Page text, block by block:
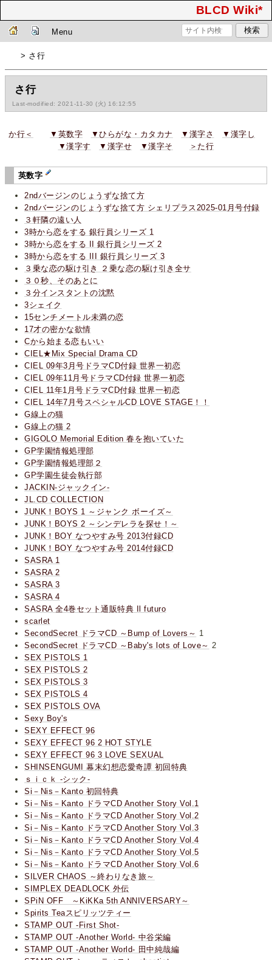
BLCD Wiki*
Menu
> さ行
さ行
Last-modified: 2021-11-30 (火) 16:12:55
か行＜ ▼英数字 ▼ひらがな・カタカナ ▼漢字さ
▼漢字し
▼漢字す
▼漢字せ ▼漢字そ ＞た行
英数字
2ndバージンのじょうずな捨て方
2ndバージンのじょうずな捨て方 シェリプラス2025-01月号付録
３軒隣の遠い人
3時から恋をする 銀行員シリーズ 1
3時から恋をする II 銀行員シリーズ 2
3時から恋をする III 銀行員シリーズ 3
３乗な恋の駆け引き ２乗な恋の駆け引き全サ
３０秒、そのあとに
３分インスタントの沈黙
3シェイク
15センチメートル未満の恋
17才の密かな欲情
Cから始まる恋もいい
CIEL★Mix Special Drama CD
CIEL 09年3月号ドラマCD付録 世界一初恋
CIEL 09年11月号ドラマCD付録 世界一初恋
CIEL 11年1月号ドラマCD付録 世界一初恋
CIEL 14年7月号スペシャルCD LOVE STAGE！！
G線上の猫
G線上の猫 2
GIGOLO Memorial Edition 春を抱いていた
GP学園情報処理部
GP学園情報処理部２
GP学園生徒会執行部
JACKIN-ジャックイン-
JL.CD COLLECTION
JUNK！BOYS 1 ～ジャンク ボーイズ～
JUNK！BOYS 2 ～シンデレラを探せ！～
JUNK！BOY なつやすみ号 2013付録CD
JUNK！BOY なつやすみ号 2014付録CD
SASRA 1
SASRA 2
SASRA 3
SASRA 4
SASRA 全4巻セット通販特典 Il futuro
scarlet
SecondSecret ドラマCD ～Bump of Lovers～ 1
SecondSecret ドラマCD ～Baby's lots of Love～ 2
SEX PISTOLS 1
SEX PISTOLS 2
SEX PISTOLS 3
SEX PISTOLS 4
SEX PISTOLS OVA
Sexy Boy's
SEXY EFFECT 96
SEXY EFFECT 96 2 HOT STYLE
SEXY EFFECT 96 3 LOVE SEXUAL
SHINSENGUMI 幕末幻想恋愛奇譚 初回特典
ｓｉｃｋ -シック-
Si－Nis－Kanto 初回特典
Si－Nis－Kanto ドラマCD Another Story Vol.1
Si－Nis－Kanto ドラマCD Another Story Vol.2
Si－Nis－Kanto ドラマCD Another Story Vol.3
Si－Nis－Kanto ドラマCD Another Story Vol.4
Si－Nis－Kanto ドラマCD Another Story Vol.5
Si－Nis－Kanto ドラマCD Another Story Vol.6
SILVER CHAOS ～終わりなき旅～
SIMPLEX DEADLOCK 外伝
SPiN OFF ～KiKKa 5th ANNIVERSARY～
Spirits Teaスピリッツティー
STAMP OUT -First Shot-
STAMP OUT -Another World- 中谷栄編
STAMP OUT -Another World- 田中純哉編